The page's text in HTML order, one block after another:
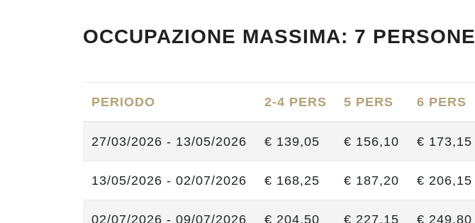
OCCUPAZIONE MASSIMA: 7 PERSONE
PERIODO 2-4 PERS 5 PERS 6 PERS
27/03/2026 - 13/05/2026 € 139,05 € 156,10 € 173,15
13/05/2026 - 02/07/2026 € 168,25 € 187,20 € 206,15
02/07/2026 - 09/07/2026 € 204,50 € 227,15 € 249,80